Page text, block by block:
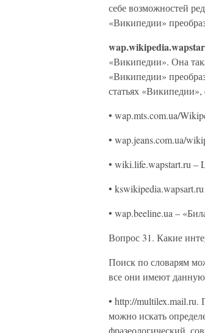
себе возможностей
«Википедии»
«Википедии». Она
«Википедии»
статьях
• wap.mts.com.ua/
• wap.jeans.com.ua/
• wiki.life.wapstart.ru –
•
• wap.beeline.ua –
Вопрос 31. Какие
Поиск по словарям
все они имеют
• http://
можно искать
фразеологический,